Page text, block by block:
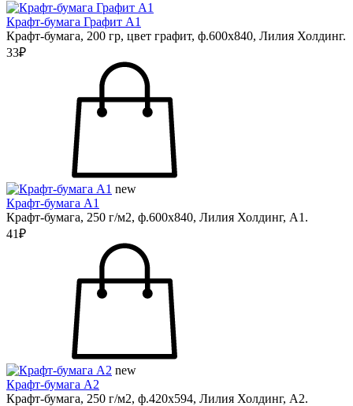
Крафт-бумага Графит А1
Крафт-бумага, 200 гр, цвет графит, ф.600х840, Лилия Холдинг.
33₽
new
Крафт-бумага А1
Крафт-бумага, 250 г/м2, ф.600х840, Лилия Холдинг, А1.
41₽
new
Крафт-бумага А2
Крафт-бумага, 250 г/м2, ф.420х594, Лилия Холдинг, А2.